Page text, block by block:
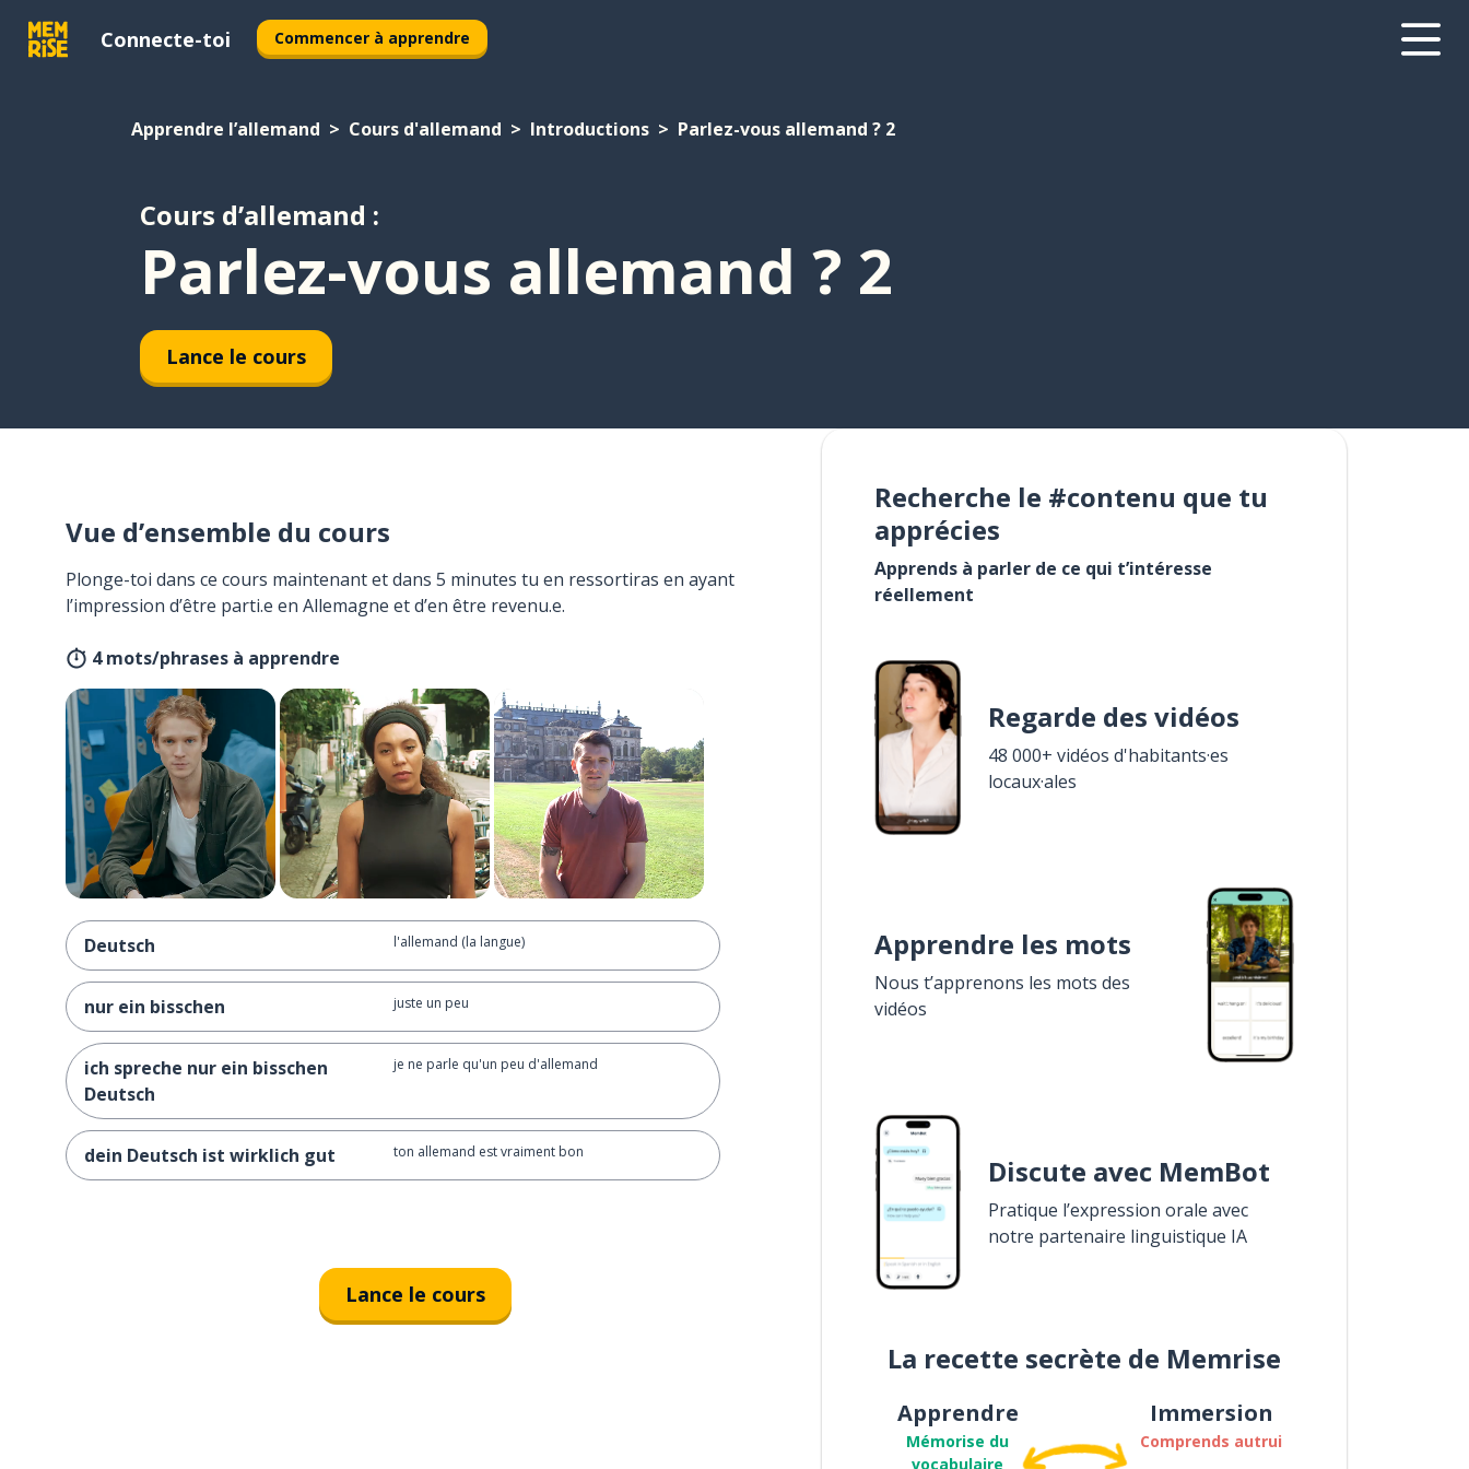
Connecte-toi Commencer à apprendre
Apprendre l’allemand Cours d'allemand Introductions Parlez-vous allemand ? 2
Cours d’allemand :
Parlez-vous allemand ? 2
Lance le cours
Vue d’ensemble du cours
Plonge-toi dans ce cours maintenant et dans 5 minutes tu en ressortiras en ayant
l’impression d’être parti.e en Allemagne et d’en être revenu.e.
4 mots/phrases à apprendre
Deutsch l'allemand (la langue)
nur ein bisschen juste un peu
ich spreche nur ein bisschen
Deutsch
je ne parle qu'un peu d'allemand
dein Deutsch ist wirklich gut ton allemand est vraiment bon
Lance le cours
Recherche le #contenu que tu
apprécies
Apprends à parler de ce qui t’intéresse
réellement
Regarde des vidéos
48 000+ vidéos d'habitants·es
locaux·ales
Apprendre les mots
Nous t’apprenons les mots des
vidéos
Discute avec MemBot
Pratique l’expression orale avec
notre partenaire linguistique IA
La recette secrète de Memrise
Apprendre
Mémorise du
vocabulaire
Immersion
Comprends autrui